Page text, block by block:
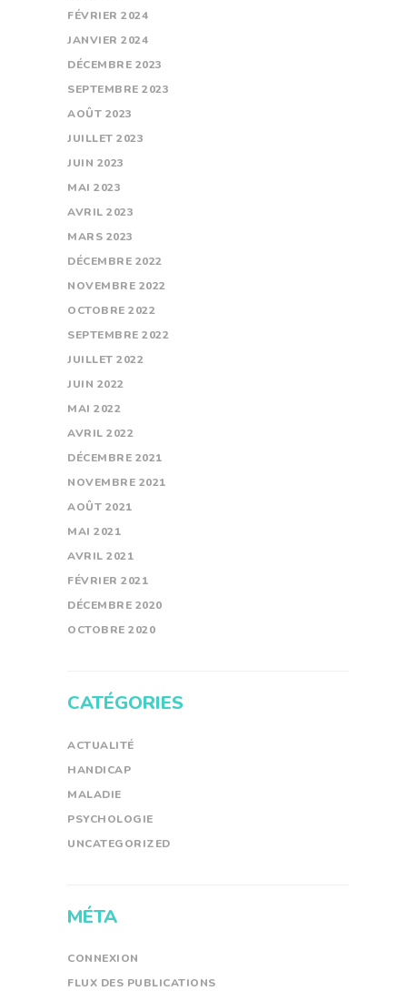
FÉVRIER 2024
JANVIER 2024
DÉCEMBRE 2023
SEPTEMBRE 2023
AOÛT 2023
JUILLET 2023
JUIN 2023
MAI 2023
AVRIL 2023
MARS 2023
DÉCEMBRE 2022
NOVEMBRE 2022
OCTOBRE 2022
SEPTEMBRE 2022
JUILLET 2022
JUIN 2022
MAI 2022
AVRIL 2022
DÉCEMBRE 2021
NOVEMBRE 2021
AOÛT 2021
MAI 2021
AVRIL 2021
FÉVRIER 2021
DÉCEMBRE 2020
OCTOBRE 2020
CATÉGORIES
ACTUALITÉ
HANDICAP
MALADIE
PSYCHOLOGIE
UNCATEGORIZED
MÉTA
CONNEXION
FLUX DES PUBLICATIONS